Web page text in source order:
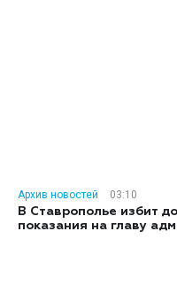
Архив новостей
03:10
В Ставрополье избит
показания на главу